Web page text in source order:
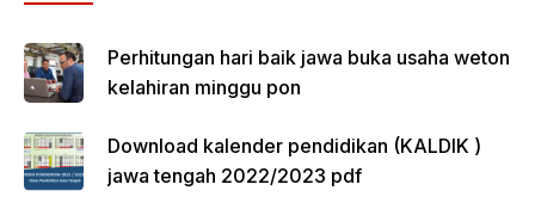
Perhitungan hari baik jawa buka usaha weton
kelahiran minggu pon
Download kalender pendidikan (KALDIK )
jawa tengah 2022/2023 pdf